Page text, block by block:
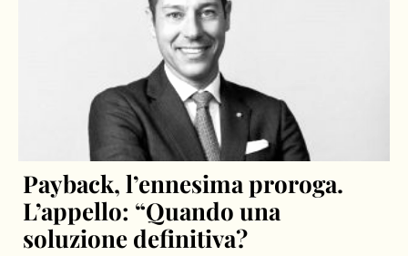
Payback, l’ennesima proroga.
L’appello: “Quando una
soluzione definitiva?